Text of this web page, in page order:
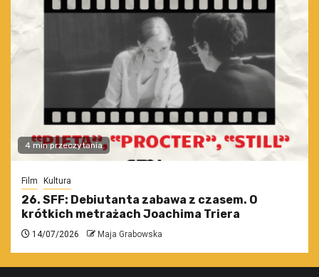
4 min przeczytania
Film Kultura
26. SFF: Debiutanta zabawa z czasem. O
krótkich metrażach Joachima Triera
14/07/2026 Maja Grabowska